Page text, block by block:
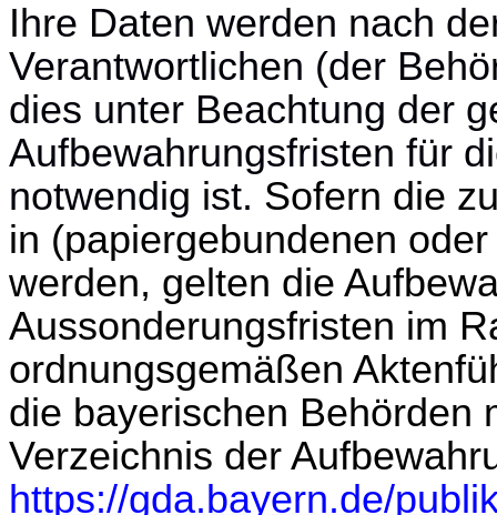
Ihre Daten werden nach
Verantwortlichen (der
dies unter Beachtung der
Aufbewahrungsfristen für
notwendig ist. Sofern die
in (papiergebundenen
werden, gelten die
Aussonderungsfristen im
ordnungsgemäßen
die bayerischen Behörden
Verzeichnis der
https://gda.bayern.de/